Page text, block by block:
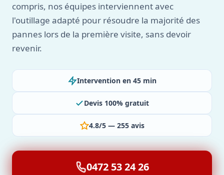
compris, nos équipes interviennent avec
l'outillage adapté pour résoudre la majorité des
pannes lors de la première visite, sans devoir
revenir.
Intervention en 45 min
Devis 100% gratuit
4.8/5 — 255 avis
0472 53 24 26